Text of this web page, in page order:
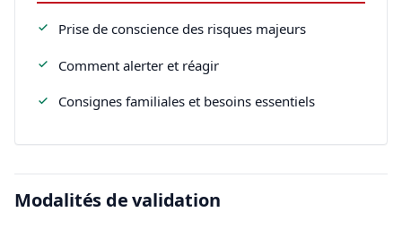
Prise de conscience des risques majeurs
Comment alerter et réagir
Consignes familiales et besoins essentiels
Modalités de validation